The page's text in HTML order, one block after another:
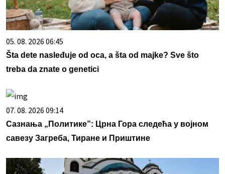
05. 08. 2026 06:45
Šta dete nasleđuje od oca, a šta od majke? Sve što
treba da znate o genetici
07. 08. 2026 09:14
Сазнања „Политике”: Црна Гора следећа у војном
савезу Загреба, Тиране и Приштине